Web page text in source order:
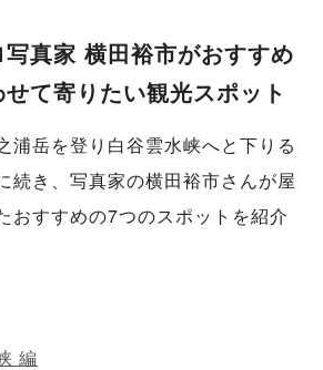
写真家 横田裕市がおすすめ
て寄りたい観光スポット
浦岳を登り白谷雲水峡へと下りる
続き、写真家の横田裕市さんが屋
おすすめの7つのスポットを紹介
編